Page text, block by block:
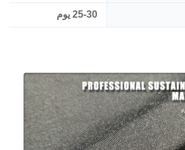
25-30 يوم